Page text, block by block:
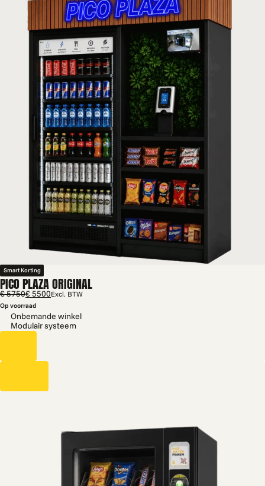
Smart Korting
PICO PLAZA ORIGINAL
€ 5750€ 5500Excl. BTW
Op voorraad
Onbemande winkel
Modulair systeem